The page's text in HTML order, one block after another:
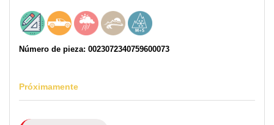
Número de pieza: 0023072340759600073
Próximamente